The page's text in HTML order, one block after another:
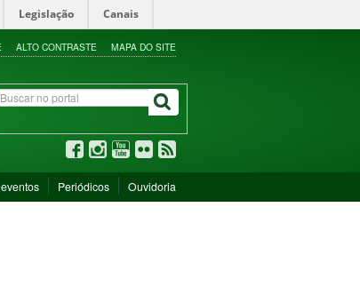
Legislação Canais
ALTO CONTRASTE MAPA DO SITE
Periódicos Ouvidoria